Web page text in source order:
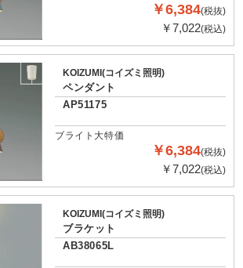
￥6,384(税抜)
￥7,022(税込)
KOIZUMI(コイズミ照明)
ペンダント
AP51175
ブライト大特価
￥6,384(税抜)
￥7,022(税込)
KOIZUMI(コイズミ照明)
ブラケット
AB38065L